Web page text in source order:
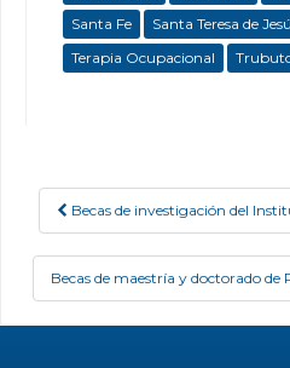
Santa Fe
Santa Teresa de
Terapia Ocupacional
Post navigation
Becas de investigación del
Becas de maestría y doctorado de